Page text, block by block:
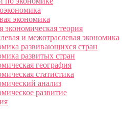
экономика
экономическая теория
и межотраслевая экономика
развивающихся стран
развитых стран
география
статистика
анализ
развитие